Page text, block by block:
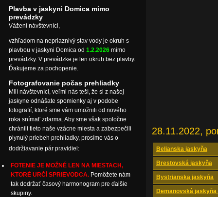
28.11.2022,
Belianska jaskyňa
Brestovská jaskyňa
Bystrianska jaskyňa
Demänovská
Plavba v jaskyni Domica mimo
prevádzky
Vážení návštevníci,
vzhľadom na nepriaznivý stav vody je okruh s
plavbou v jaskyni Domica od 1.2.2026 mimo
prevádzky. V prevádzke je len okruh bez plavby.
Ďakujeme za pochopenie.
Fotografovanie počas prehliadky
Milí návštevníci, veľmi nás teší, že si z našej
jaskyne odnášate spomienky aj v podobe
fotografií, ktoré sme vám umožnili od nového
roka snímať zdarma. Aby sme však spoločne
chránili tieto naše vzácne miesta a zabezpečili
plynulý priebeh prehliadky, prosíme vás o
dodržiavanie pár pravidiel:
FOTENIE JE MOŽNÉ LEN NA MIESTACH,
KTORÉ URČÍ SPRIEVODCA. Pomôžete nám
tak dodržať časový harmonogram pre ďalšie
skupiny.